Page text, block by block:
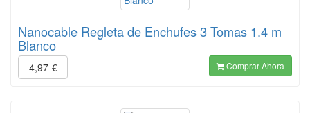
Nanocable Regleta de Enchufes 3 Tomas 1.4 m
Blanco
4,97 € Comprar Ahora